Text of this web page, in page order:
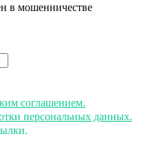
в мошенничестве
соглашением.
персональных данных.